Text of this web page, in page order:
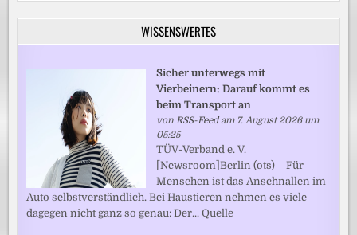
WISSENSWERTES
Sicher unterwegs mit
Vierbeinern: Darauf kommt es
beim Transport an
vonRSS-Feedam 7. August 2026 um
05:25
TÜV-Verband e. V.
[Newsroom]Berlin (ots) – Für
Menschen ist das Anschnallen im
Auto selbstverständlich. Bei Haustieren nehmen es viele
dagegen nicht ganz so genau: Der... Quelle